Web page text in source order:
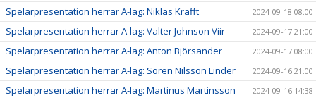
Spelarpresentation herrar A-lag: Niklas Krafft 2024-09-18 08:00
Spelarpresentation herrar A-lag: Valter Johnson Viir 2024-09-17 21:00
Spelarpresentation herrar A-lag: Anton Björsander 2024-09-17 08:00
Spelarpresentation herrar A-lag: Sören Nilsson Linder 2024-09-16 21:00
Spelarpresentation herrar A-lag: Martinus Martinsson 2024-09-16 14:38